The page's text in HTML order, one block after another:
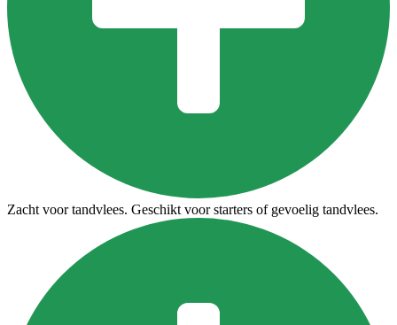
Zacht voor tandvlees. Geschikt voor starters of gevoelig tandvlees.